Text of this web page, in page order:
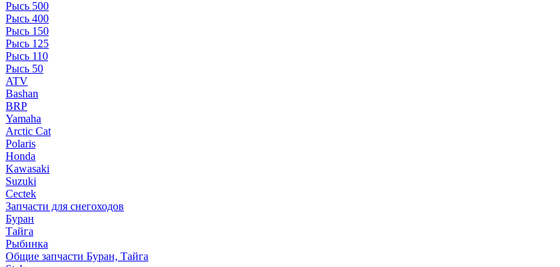
Рысь 500
Рысь 400
Рысь 150
Рысь 125
Рысь 110
Рысь 50
ATV
Bashan
BRP
Yamaha
Arctic Cat
Polaris
Honda
Kawasaki
Suzuki
Cectek
Запчасти для снегоходов
Буран
Тайга
Рыбинка
Общие запчасти Буран, Тайга